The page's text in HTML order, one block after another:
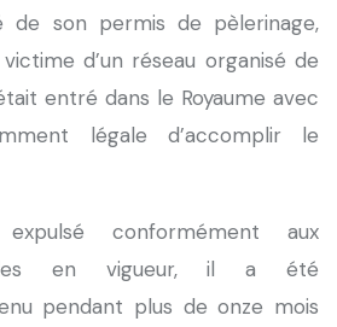
de son permis de pèlerinage,
d’un réseau organisé de
entré dans le Royaume avec
légale d’accomplir le
conformément aux
en vigueur, il a été
pendant plus de onze mois